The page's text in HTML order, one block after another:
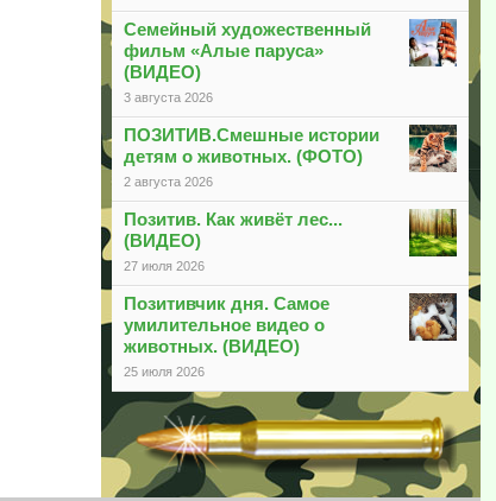
Семейный художественный
фильм «Алые паруса»
(ВИДЕО)
3 августа 2026
ПОЗИТИВ.Смешные истории
детям о животных. (ФОТО)
2 августа 2026
Позитив. Как живёт лес...
(ВИДЕО)
27 июля 2026
Позитивчик дня. Самое
умилительное видео о
животных. (ВИДЕО)
25 июля 2026